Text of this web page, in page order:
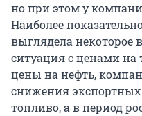
но при этом у
Наиболее
выглядела некоторое
ситуация с ценами на
цены на нефть,
снижения
топливо, а в период